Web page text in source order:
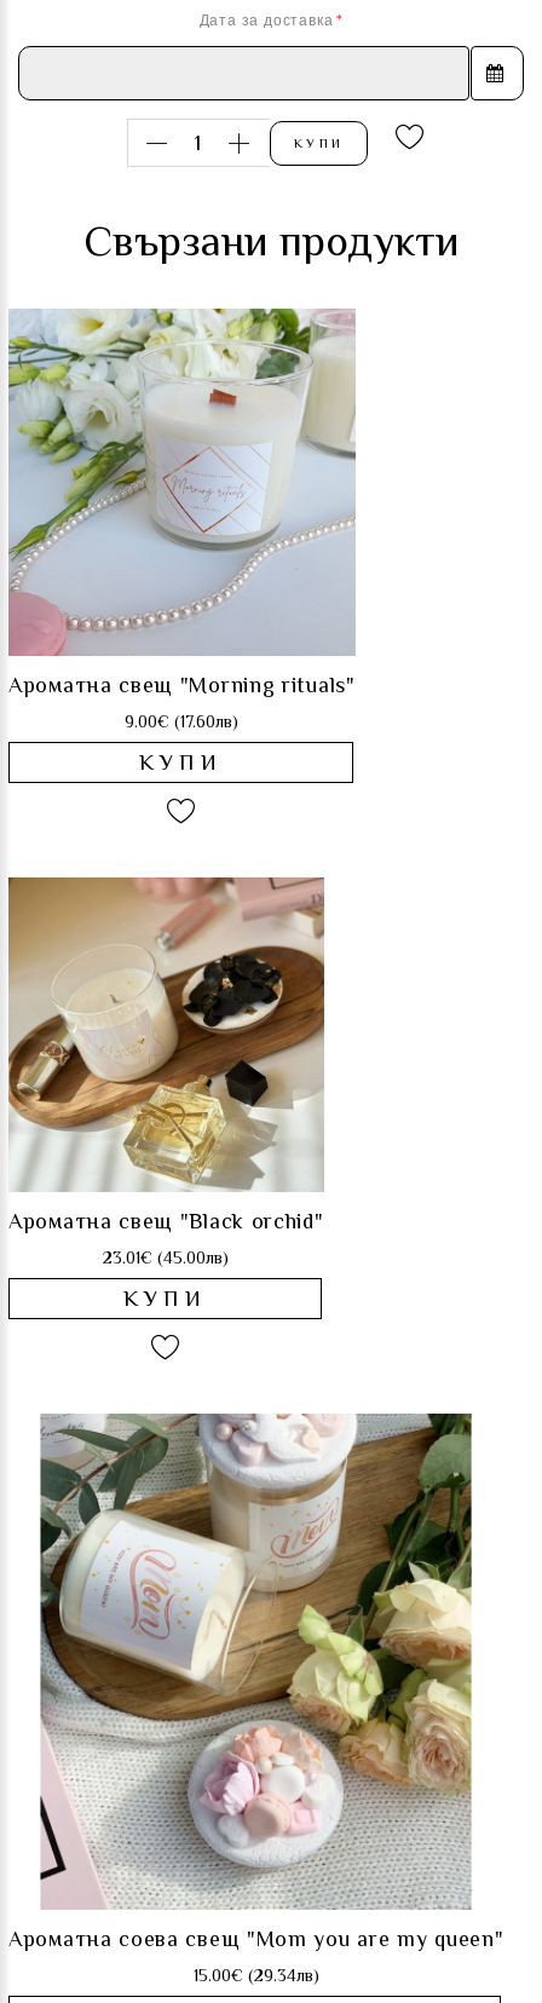
Дата за доставка
КУПИ
Свързани продукти
Ароматна свещ "Morning rituals"
9.00€ (17.60лв)
КУПИ
Ароматна свещ "Black orchid"
23.01€ (45.00лв)
КУПИ
Ароматна соева свещ "Mom you are my queen"
15.00€ (29.34лв)